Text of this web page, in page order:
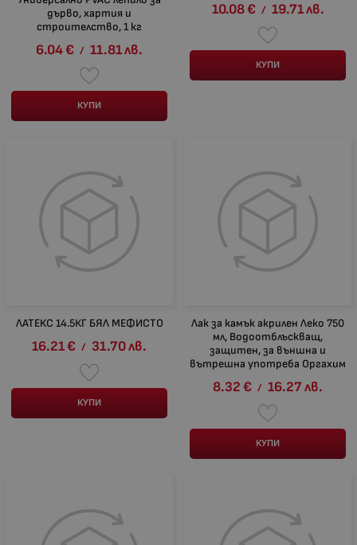
дърво, хартия и
строителство, 1 кг
6.04€ / 11.81лв.
КУПИ
10.08€ / 19.71лв.
КУПИ
ЛАТЕКС 14.5КГ БЯЛ МЕФИСТО
16.21€ / 31.70лв.
КУПИ
Лак за камък акрилен Леко 750
мл, Водоотблъскващ,
защитен, за външна и
вътрешна употреба Оргахим
8.32€ / 16.27лв.
КУПИ